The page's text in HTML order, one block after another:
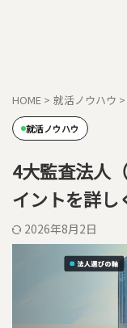
HOME > 就活ノウハウ >
就活ノウハウ
4大監査法人
イントを詳し
2026年8月2日